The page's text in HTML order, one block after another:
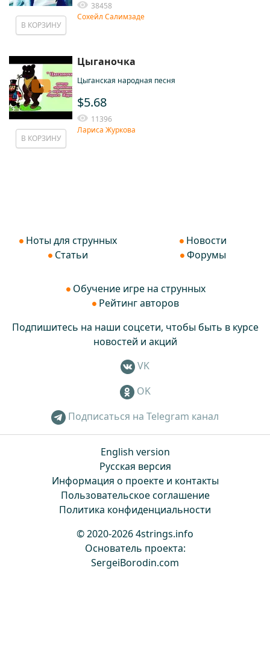
В КОРЗИНУ
38458
Сохейл Салимзаде
В КОРЗИНУ
Цыганочка
Цыганская народная песня
$5.68
11396
Лариса Журкова
Ноты для струнных
Статьи
Новости
Форумы
Обучение игре на струнных
Рейтинг авторов
Подпишитесь на наши соцсети, чтобы быть в курсе
новостей и акций
VK
OK
Подписаться на Telegram канал
English version
Русская версия
Информация о проекте и контакты
Пользовательское соглашение
Политика конфиденциальности
© 2020-2026 4strings.info
Основатель проекта:
SergeiBorodin.com